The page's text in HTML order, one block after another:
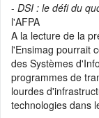
- DSI : le défi du
l'AFPA
A la lecture de la
l'Ensimag pourrait
des Systèmes
programmes de
lourdes
technologies dans